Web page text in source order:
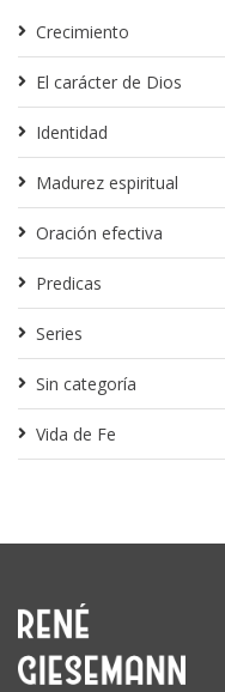
Crecimiento
El carácter de Dios
Identidad
Madurez espiritual
Oración efectiva
Predicas
Series
Sin categoría
Vida de Fe